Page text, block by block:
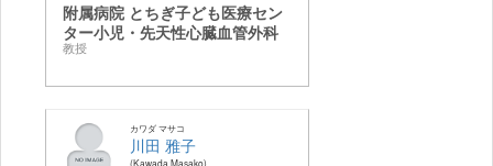
附属病院 とちぎ子ども医療セン
ター小児・先天性心臓血管外科
教授
カワダ マサコ
川田 雅子
Kawada Masako